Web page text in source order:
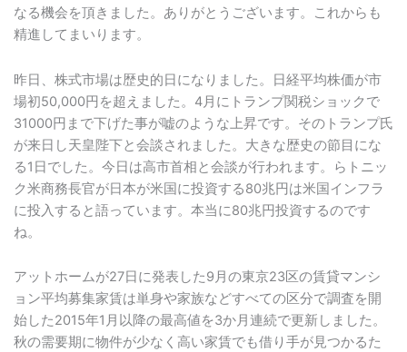
なる機会を頂きました。ありがとうございます。これからも
精進してまいります。
昨日、株式市場は歴史的日になりました。日経平均株価が市
場初50,000円を超えました。4月にトランプ関税ショックで
31000円まで下げた事が嘘のような上昇です。そのトランプ氏
が来日し天皇陛下と会談されました。大きな歴史の節目にな
る1日でした。今日は高市首相と会談が行われます。らトニッ
ク米商務長官が日本が米国に投資する80兆円は米国インフラ
に投入すると語っています。本当に80兆円投資するのです
ね。
アットホームが27日に発表した9月の東京23区の賃貸マンシ
ョン平均募集家賃は単身や家族などすべての区分で調査を開
始した2015年1月以降の最高値を3か月連続で更新しました。
秋の需要期に物件が少なく高い家賃でも借り手が見つかるた